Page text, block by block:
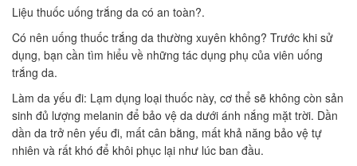
Liệu thuốc uống trắng da có an toàn?.
Có nên uống thuốc trắng da thường xuyên không? Trước khi sử
dụng, bạn cần tìm hiểu về những tác dụng phụ của viên uống
trắng da.
Làm da yếu đi: Lạm dụng loại thuốc này, cơ thể sẽ không còn sản
sinh đủ lượng melanin để bảo vệ da dưới ánh nắng mặt trời. Dần
dần da trở nên yếu đi, mất cân bằng, mất khả năng bảo vệ tự
nhiên và rất khó để khôi phục lại như lúc ban đầu.